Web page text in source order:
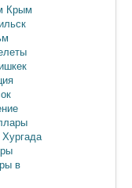
Крым
Хургада
в